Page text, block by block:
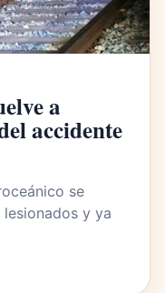
a
accidente
se
y ya